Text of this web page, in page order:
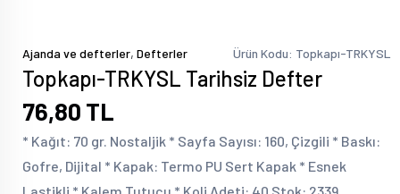
Ajanda ve defterler, Defterler Ürün Kodu: Topkapı-TRKYSL
Topkapı-TRKYSL Tarihsiz Defter
76,80 TL
* Kağıt: 70 gr. Nostaljik * Sayfa Sayısı: 160, Çizgili * Baskı:
Gofre, Dijital * Kapak: Termo PU Sert Kapak * Esnek